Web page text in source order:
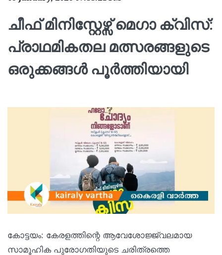
ചീഫ് മിനിസ്റ്റേഴ്സ് മെഗാ ക്വിസ്:
പ്രാഥമികതല മത്സരങ്ങളുടെ
ഒരുക്കങ്ങൾ പൂർത്തിയായി
കോട്ടയം: കേരളത്തിന്റെ ആവേശോജ്ജ്വലമായ
സാമൂഹിക പുരോഗതിയുടെ ചരിത്രത്തെ